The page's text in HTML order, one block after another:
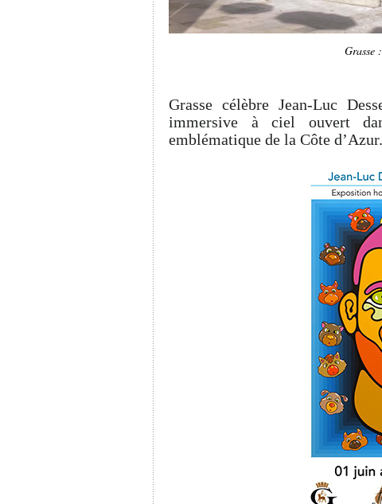
Grasse
Grasse célèbre Jean-Luc
immersive à ciel ouvert
emblématique de la Côte d’Azur.